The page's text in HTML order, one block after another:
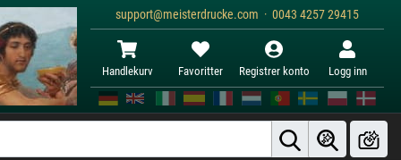
support@meisterdrucke.com · 0043 4257 29415
Handlekurv Favoritter Registrer konto Logg inn